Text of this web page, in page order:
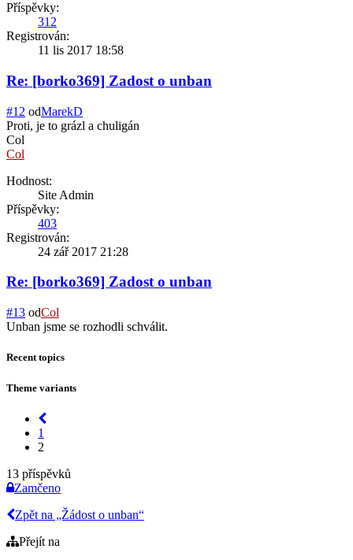
Příspěvky:
312
Registrován:
11 lis 2017 18:58
Re: [borko369] Zadost o unban
#12 odMarekD
Proti, je to grázl a chuligán
Col
Col
Hodnost:
Site Admin
Příspěvky:
403
Registrován:
24 zář 2017 21:28
Re: [borko369] Zadost o unban
#13 odCol
Unban jsme se rozhodli schválit.
Recent topics
Theme variants
1
2
13 příspěvků
Zamčeno
Zpět na „Žádost o unban“
Přejít na